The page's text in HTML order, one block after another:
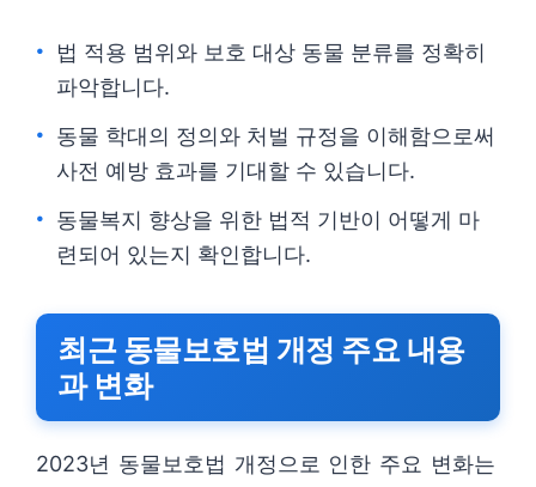
법 적용 범위와 보호 대상 동물 분류를 정확히
파악합니다.
동물 학대의 정의와 처벌 규정을 이해함으로써
사전 예방 효과를 기대할 수 있습니다.
동물복지 향상을 위한 법적 기반이 어떻게 마
련되어 있는지 확인합니다.
최근 동물보호법 개정 주요 내용
과 변화
2023년 동물보호법 개정으로 인한 주요 변화는